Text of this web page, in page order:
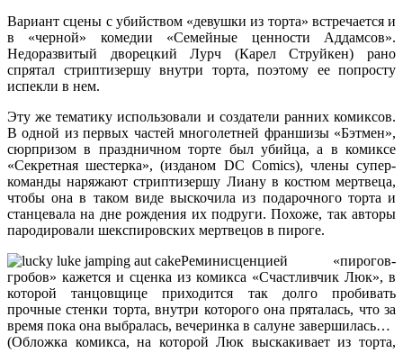
Вариант сцены с убийством «девушки из торта» встречается и
в «черной» комедии «Семейные ценности Аддамсов».
Недоразвитый дворецкий Лурч (Карел Струйкен) рано
спрятал стриптизершу внутри торта, поэтому ее попросту
испекли в нем.
Эту же тематику использовали и создатели ранних комиксов.
В одной из первых частей многолетней франшизы «Бэтмен»,
сюрпризом в праздничном торте был убийца, а в комиксе
«Секретная шестерка», (изданом DC Comics), члены супер-
команды наряжают стриптизершу Лиану в костюм мертвеца,
чтобы она в таком виде выскочила из подарочного торта и
станцевала на дне рождения их подруги. Похоже, так авторы
пародировали шекспировских мертвецов в пироге.
Реминисценцией «пирогов-
гробов» кажется и сценка из комикса «Счастливчик Люк», в
которой танцовщице приходится так долго пробивать
прочные стенки торта, внутри которого она пряталась, что за
время пока она выбралась, вечеринка в салуне завершилась…
(Обложка комикса, на которой Люк выскакивает из торта,